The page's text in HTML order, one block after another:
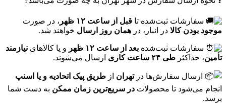
سفارشات ثبت‌شده تا قبل از ساعت ۱۲ ظهر
، در صورت
موجود بودن کالا در انبار، در همان روز ارسال خواهند شد.
سفارشات ثبت‌شده بعد از ساعت ۱۲ ظهر و یا کالاهای نیازمند
تأمین، حداکثر طی ۲۴ ساعت کاری ارسال می‌شوند.
ارسال سفارش‌ها در تهران از طریق پیک اتحادیه و یا اسنپ
انجام می‌شود تا محصولات در سریع‌ترین زمان ممکن به دست شما
برسد.